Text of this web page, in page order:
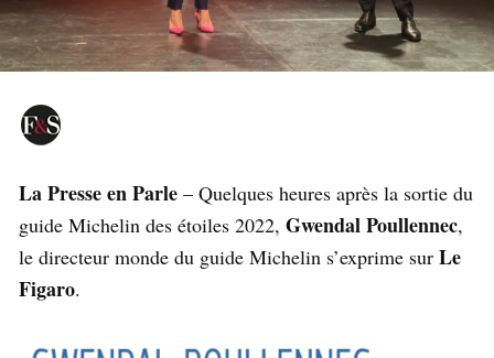
La Presse en Parle – Quelques heures après la sortie du
guide Michelin des étoiles 2022, Gwendal Poullennec,
le directeur monde du guide Michelin s’exprime sur Le
Figaro.